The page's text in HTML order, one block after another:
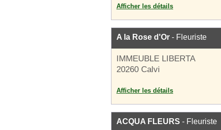
Afficher les détails
A la Rose d'Or - Fleuriste
IMMEUBLE LIBERTA
20260 Calvi
Afficher les détails
ACQUA FLEURS - Fleuriste